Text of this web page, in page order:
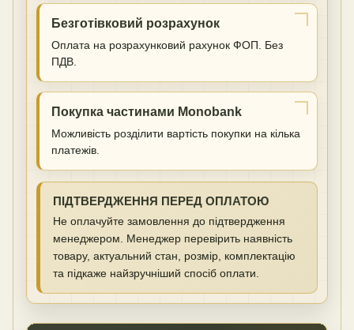
Безготівковий розрахунок
Оплата на розрахунковий рахунок ФОП. Без
ПДВ.
Покупка частинами Monobank
Можливість розділити вартість покупки на кілька
платежів.
ПІДТВЕРДЖЕННЯ ПЕРЕД ОПЛАТОЮ
Не оплачуйте замовлення до підтвердження
менеджером. Менеджер перевірить наявність
товару, актуальний стан, розмір, комплектацію
та підкаже найзручніший спосіб оплати.